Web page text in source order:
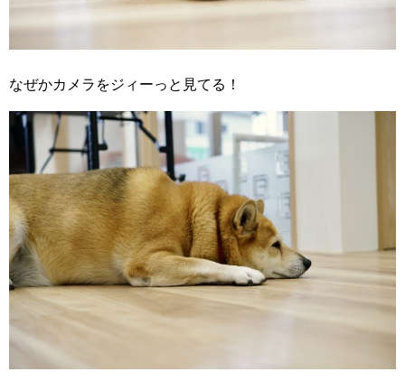
なぜかカメラをジィーっと見てる！